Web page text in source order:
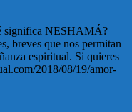
significa NESHAMÁ?
breves que nos permitan
espiritual. Si quieres
2018/08/19/amor-